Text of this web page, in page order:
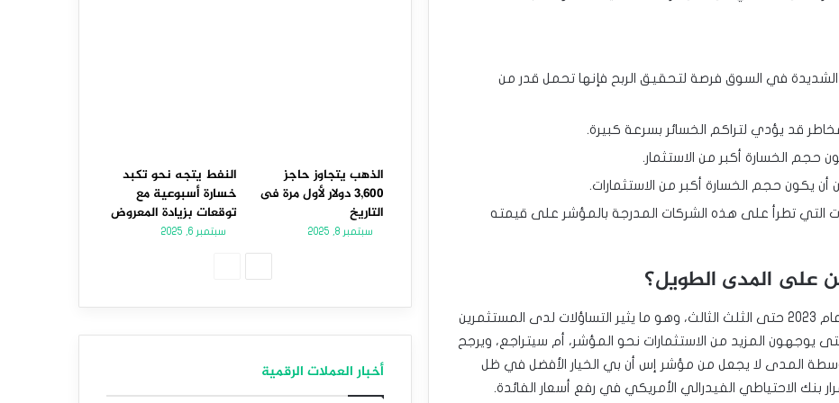
الشديدة في السوق فرصة لتحقيق الربح فإنها تحمل قدر من
قد يؤدي لتراكم الخسائر بسرعة كبيرة.
حجم الخسارة أكبر من الاستثمار.
يكون حجم الخسارة أكبر من الاستثمارات.
التي تطرأ على هذه الشركات المدرجة بالمؤشر على قيمته
على المدى الطويل؟
شهد مؤشر إس آند بي إرتفاع بنسبة 15% خلال عام 2023 حتى الثلث الثالث، وهو ما يثير التساؤلات لدى المستثمرين
يوجهون المزيد من الاستثمارات نحو المؤشر، أم سيتراجع، ويرجح
متوسطة المدى لا يجعل من مؤشر إس أن بي الخيار الأفضل في ظل
بنك الاحتياطي الفيدرالي الأمريكي في رفع أسعار الفائدة.
الذهب يتجاوز حاجز
3,600 دولار لأول مرة فى
التاريخ
سبتمبر 8, 2025
النفط يتجه نحو تكبد
خسارة أسبوعية مع
توقعات بزيادة المعروض
سبتمبر 6, 2025
أخبار العملات الرقمية